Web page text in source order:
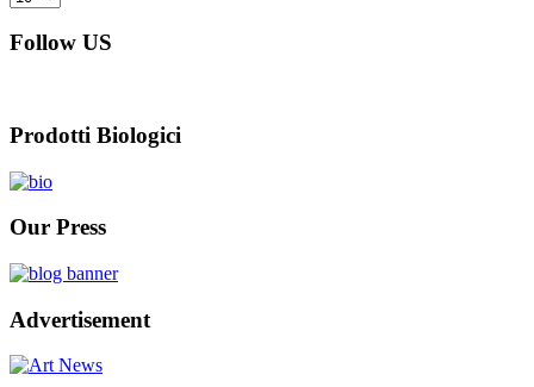
Follow US
Prodotti Biologici
Our Press
Advertisement